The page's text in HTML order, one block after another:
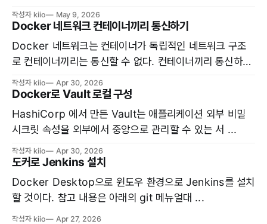
작성자 kiio May 9, 2026
Docker 네트워크 컨테이너끼리 통신하기
Docker 네트워크는 컨테이너가 독립적인 네트워크 구조
로 컨테이너끼리는 통신할 수 없다. 컨테이너끼리 통신하려
면 ...
작성자 kiio Apr 30, 2026
Docker로 Vault 로컬 구성
HashiCorp 에서 만든 Vault는 애플리케이션 외부 비밀
시크릿 속성을 외부에서 중앙으로 관리할 수 있는 서 ...
작성자 kiio Apr 30, 2026
도커로 Jenkins 설치
Docker Desktop으로 윈도우 환경으로 Jenkins를 설치
할 것이다. 참고 내용은 아래의 git 메뉴얼대 ...
작성자 kiio Apr 27, 2026